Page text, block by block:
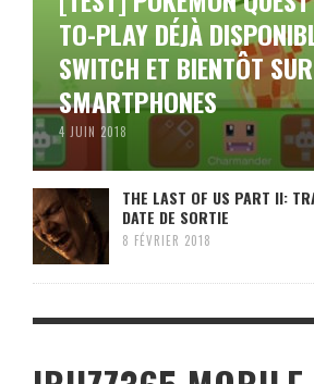
TO-PLAY DÉJÀ
SWITCH ET BIENTÔT SUR
SMARTPHONES
4 JUIN 2018
THE LAST OF US PART II:
DATE DE SORTIE
8 FÉVRIER 2018